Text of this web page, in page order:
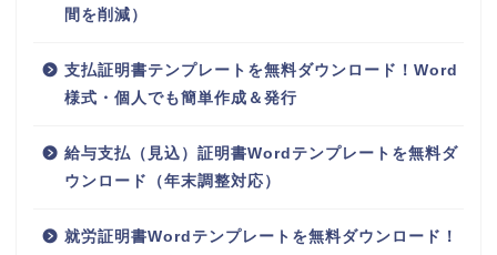
間を削減）
支払証明書テンプレートを無料ダウンロード！Word
様式・個人でも簡単作成＆発行
給与支払（見込）証明書Wordテンプレートを無料ダ
ウンロード（年末調整対応）
就労証明書Wordテンプレートを無料ダウンロード！